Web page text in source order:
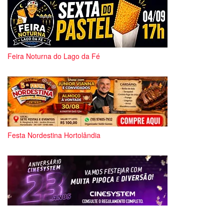
Feira Noturna do Lago da Fé
Festa Nordestina Hortolândia